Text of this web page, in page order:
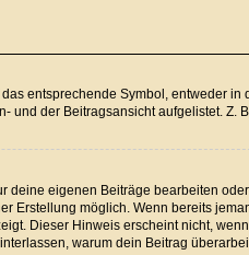
entsprechende Symbol, entweder
der Beitragsansicht aufgelistet. Z.
deine eigenen Beiträge bearbeiten
Erstellung möglich. Wenn bereits
Dieser Hinweis erscheint nicht,
warum dein Beitrag